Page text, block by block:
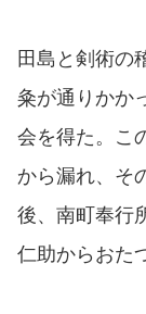
田島と剣術の
粂が通りかか
会を得た。こ
から漏れ、そ
後、南町奉行
仁助からおた